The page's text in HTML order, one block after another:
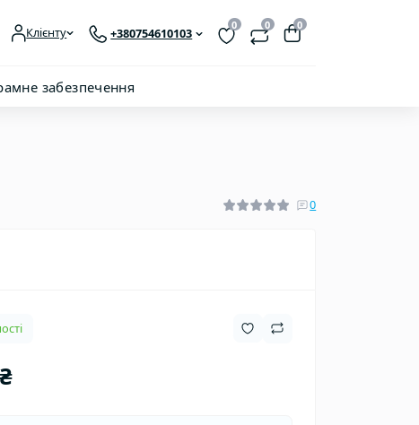
Клієнту +380754610103
0 0 0
забезпечення
0